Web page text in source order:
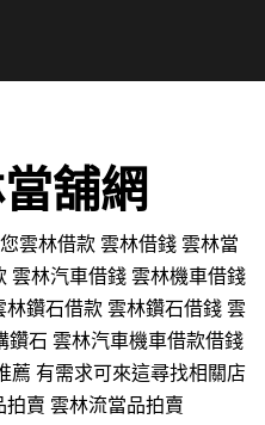
舖網
雲林借款 雲林借錢 雲林當
雲林汽車借錢 雲林機車借錢
鑽石借款 雲林鑽石借錢 雲
鑽石 雲林汽車機車借款借錢
薦 有需求可來這尋找相關店
賣 雲林流當品拍賣